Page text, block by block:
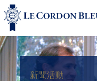
新聞活動